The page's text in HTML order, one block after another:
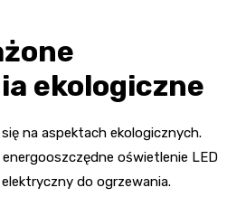
ekologiczne
na aspektach ekologicznych.
oświetlenie LED
do ogrzewania.